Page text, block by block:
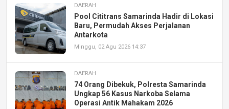
DAERAH
Pool Cititrans Samarinda Hadir di Lokasi
Baru, Permudah Akses Perjalanan
Antarkota
Minggu, 02 Agu 2026 14:37
DAERAH
74 Orang Dibekuk, Polresta Samarinda
Ungkap 56 Kasus Narkoba Selama
Operasi Antik Mahakam 2026